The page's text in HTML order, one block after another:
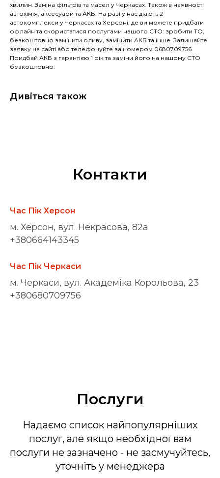
хвилин. Заміна фільтрів та масел у Черкасах. Також в наявності
автохімія, аксесуари та АКБ. На разі у нас діають 2
автокомплекси у Черкасах та Херсоні, де ви можете придбати
офлайн та скористатися послугами нашого СТО: зробити ТО,
безкоштовно замінити оливу, замінити АКБ та інше. Залишайте
заявку на сайті або телефонуйте за номером 0680709756.
Придбай АКБ з гарантією 1 рік та заміни його на нашому СТО
безкоштовно.
Дивіться також
Контакти
Час Пік Херсон
м. Херсон, вул. Некрасова, 82а
+380664143345
Час Пік Черкаси
м. Черкаси, вул. Академіка Корольова, 23
+380680709756
Послуги
Надаємо список найпопулярніших
послуг, але якщо необхідної вам
послуги не зазначено - не засмучуйтесь,
уточніть у менеджера